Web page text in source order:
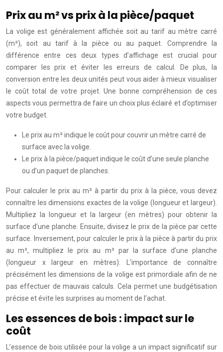
Prix au m² vs prix à la pièce/paquet
La volige est généralement affichée soit au tarif au mètre carré
(m²), soit au tarif à la pièce ou au paquet. Comprendre la
différence entre ces deux types d’affichage est crucial pour
comparer les prix et éviter les erreurs de calcul. De plus, la
conversion entre les deux unités peut vous aider à mieux visualiser
le coût total de votre projet. Une bonne compréhension de ces
aspects vous permettra de faire un choix plus éclairé et d’optimiser
votre budget.
Le prix au m² indique le coût pour couvrir un mètre carré de
surface avec la volige.
Le prix à la pièce/paquet indique le coût d’une seule planche
ou d’un paquet de planches.
Pour calculer le prix au m² à partir du prix à la pièce, vous devez
connaître les dimensions exactes de la volige (longueur et largeur).
Multipliez la longueur et la largeur (en mètres) pour obtenir la
surface d’une planche. Ensuite, divisez le prix de la pièce par cette
surface. Inversement, pour calculer le prix à la pièce à partir du prix
au m², multipliez le prix au m² par la surface d’une planche
(longueur x largeur en mètres). L’importance de connaître
précisément les dimensions de la volige est primordiale afin de ne
pas effectuer de mauvais calculs. Cela permet une budgétisation
précise et évite les surprises au moment de l’achat.
Les essences de bois : impact sur le
coût
L’essence de bois utilisée pour la volige a un impact significatif sur